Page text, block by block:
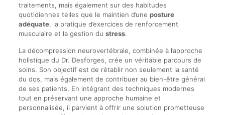
traitements, mais également sur des habitudes
quotidiennes telles que le maintien d’une posture
adéquate, la pratique d’exercices de renforcement
musculaire et la gestion du stress.
La décompression neurovertébrale, combinée à l’approche
holistique du Dr. Desforges, crée un véritable parcours de
soins. Son objectif est de rétablir non seulement la santé
du dos, mais également de contribuer au bien-être général
de ses patients. En intégrant des techniques modernes
tout en préservant une approche humaine et
personnalisée, il parvient à offrir une solution prometteuse